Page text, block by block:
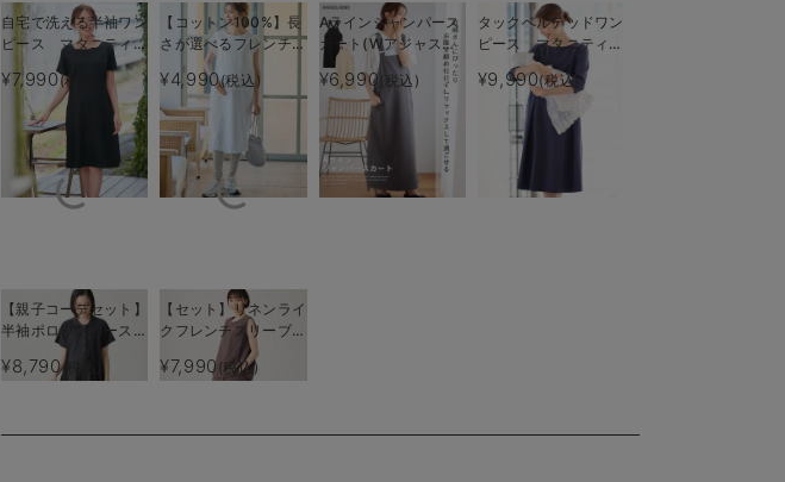
自宅で洗える半袖ワン
ピース マタニティ・
授乳服【出産後も長く
使える】
¥7,990(税込)
【コットン100%】長
さが選べるフレンチス
リーブワンピース マ
タニティ・産後授乳服
【出産後も長く使え
る】
¥4,990(税込)
Aラインジャンパース
カート(Wアジャスタ
ー付) マタニティ・
授乳服【出産後も長く
着られる】
¥6,990 (税込)
タックベルテッドワン
ピース マタニティ・
授乳服【出産後も長く
使える】
¥9,990(税込)
【親子コーデセット】
半袖ポロワンピース
（ひざ下丈）＆襟付き
ポロロンパース 出産
¥8,790(税込)
【セット】リネンライ
クフレンチスリーブト
ップス＆セミフレアス
カートセットアップ
る】
¥7,990(税込)